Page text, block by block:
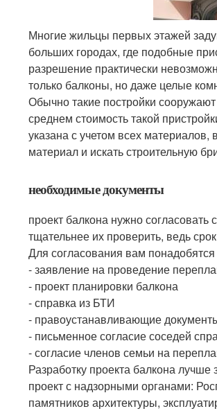
Многие жильцы первых этажей
больших городах, где подобные
разрешение практически
только балконы, но даже целые
Обычно такие постройки
среднем стоимость такой
указана с учетом всех
материал и искать строительную
необходимые документы
проект балкона нужно
тщательнее их проверить, ведь
Для согласования вам
- заявление на проведение
- проект планировки балкона
- справка из БТИ
- правоустанавливающие
- письменное согласие соседей
- согласие членов семьи на
Разработку проекта балкона
проект с надзорными органами:
памятников архитектуры,